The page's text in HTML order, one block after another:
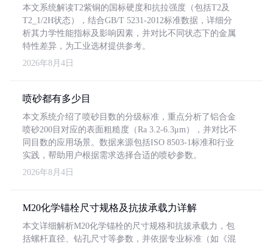
本文系统解读T2紫铜的国标硬度和抗拉强度（包括T2及
T2_1/2H状态），结合GB/T 5231-2012标准数据，详细分
析其力学性能指标及影响因素，并对比不同状态下的金属
特性差异，为工业选材提供参考。
2026年8月4日
喷砂都有多少目
本文系统介绍了喷砂目数的分级标准，重点分析了铝合金
喷砂200目对应的表面粗糙度（Ra 3.2-6.3μm），并对比不
同目数的应用场景。数据来源包括ISO 8503-1标准和行业
实践，帮助用户根据需求选择合适的喷砂参数。
2026年8月4日
M20化学锚栓尺寸规格及抗拔承载力详解
本文详细解析M20化学锚栓的尺寸规格和抗拔承载力，包
括螺杆直径、钻孔尺寸等参数，并依据专业标准（如《混